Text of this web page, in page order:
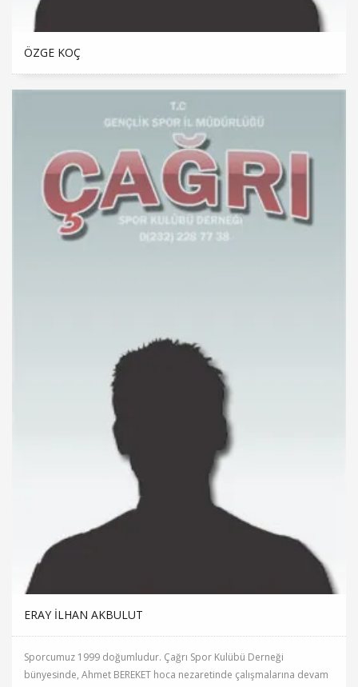
ÖZGE KOÇ
ERAY İLHAN AKBULUT
Sporcumuz 1999 doğumludur. Çağrı Spor Kulübü Derneği
bünyesinde, Ahmet BEREKET hoca nezaretinde çalışmalarına devam